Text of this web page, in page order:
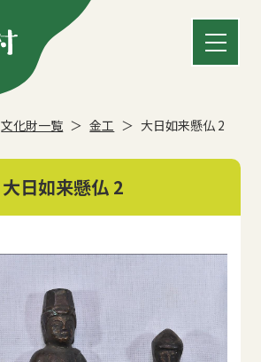
文化財一覧 金工 大日如来懸仏 2
大日如来懸仏 2